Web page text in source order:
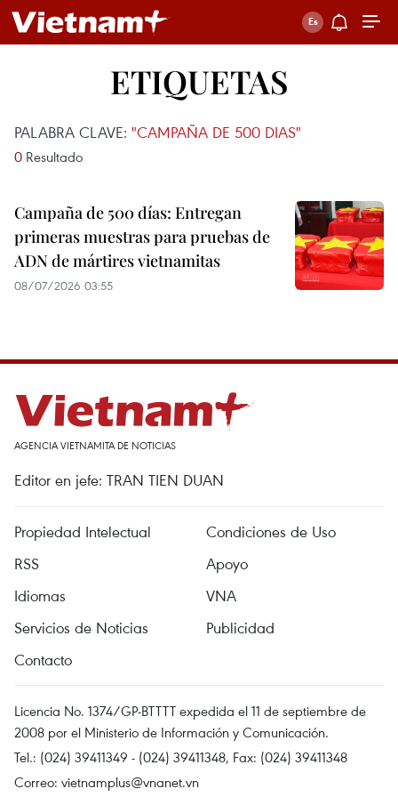
ETIQUETAS
PALABRA CLAVE: "CAMPAÑA DE 500 DIAS"
0 Resultado
Campaña de 500 días: Entregan
primeras muestras para pruebas de
ADN de mártires vietnamitas
08/07/2026 03:55
AGENCIA VIETNAMITA DE NOTICIAS
Editor en jefe: TRAN TIEN DUAN
Propiedad Intelectual
Condiciones de Uso
RSS
Apoyo
Idiomas
VNA
Servicios de Noticias
Publicidad
Contacto
Licencia No. 1374/GP-BTTTT expedida el 11 de septiembre de
2008 por el Ministerio de Información y Comunicación.
Tel.: (024) 39411349 - (024) 39411348, Fax: (024) 39411348
Correo: vietnamplus@vnanet.vn